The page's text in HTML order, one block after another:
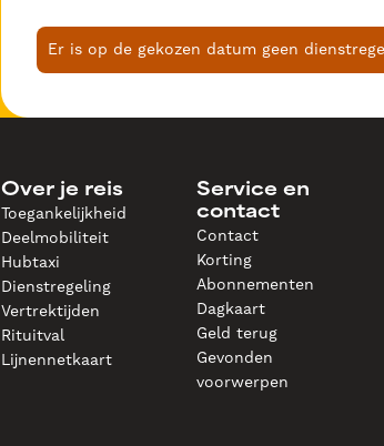
Er is op de gekozen datum geen
Over je reis
Toegankelijkheid
Deelmobiliteit
Hubtaxi
Dienstregeling
Vertrektijden
Rituitval
Lijnennetkaart
Service en
contact
Contact
Korting
Abonnementen
Dagkaart
Geld terug
Gevonden
voorwerpen